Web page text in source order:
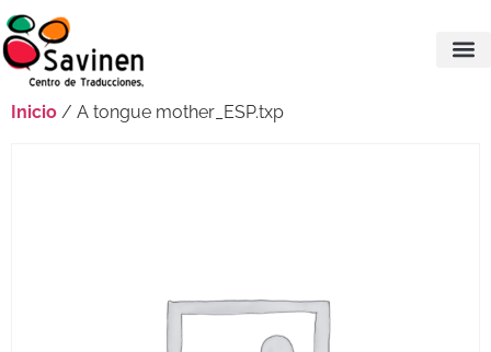
Inicio / A tongue mother_ESP.txp